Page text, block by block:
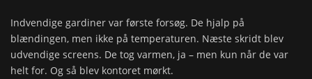
Indvendige gardiner var første forsøg. De hjalp på
blændingen, men ikke på temperaturen. Næste skridt blev
udvendige screens. De tog varmen, ja – men kun når de var
helt for. Og så blev kontoret mørkt.